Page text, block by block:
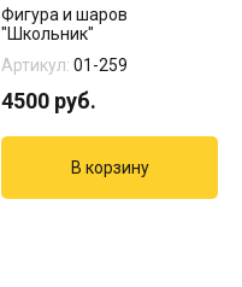
Фигура и шаров
"Школьник"
Артикул: 01-259
4500 руб.